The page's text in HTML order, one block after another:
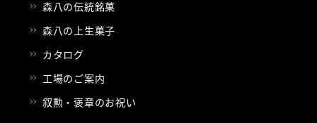
森八の伝統銘菓
森八の上生菓子
カタログ
工場のご案内
叙勲・褒章のお祝い